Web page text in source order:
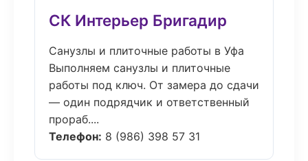
СК Интерьер Бригадир
Санузлы и плиточные работы в Уфа
Выполняем санузлы и плиточные
работы под ключ. От замера до сдачи
— один подрядчик и ответственный
прораб....
Телефон: 8 (986) 398 57 31